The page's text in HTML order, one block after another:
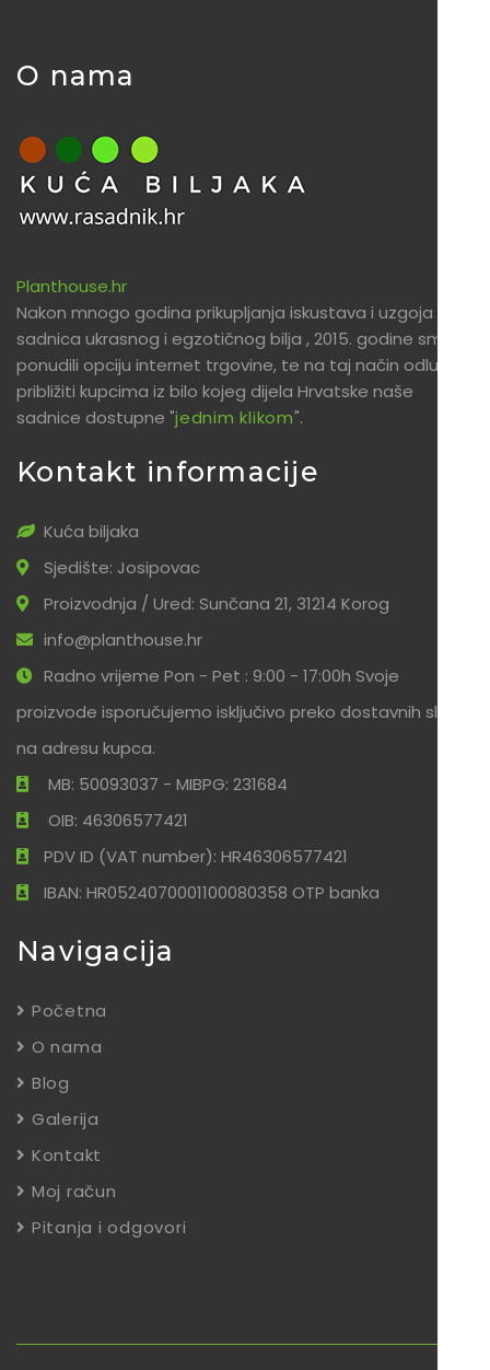
O nama
Planthouse.hr
Nakon mnogo godina prikupljanja iskustava i uzgoja
sadnica ukrasnog i egzotičnog bilja , 2015. godine smo
ponudili opciju internet trgovine, te na taj način odlučili
približiti kupcima iz bilo kojeg dijela Hrvatske naše
sadnice dostupne "jednim klikom".
Kontakt informacije
Kuća biljaka
Sjedište: Josipovac
Proizvodnja / Ured: Sunčana 21, 31214 Korog
info@planthouse.hr
Radno vrijeme Pon - Pet : 9:00 - 17:00h Svoje
proizvode isporučujemo isključivo preko dostavnih službi
na adresu kupca.
MB: 50093037 - MIBPG: 231684
OIB: 46306577421
PDV ID (VAT number): HR46306577421
IBAN: HR0524070001100080358 OTP banka
Navigacija
Početna
O nama
Blog
Galerija
Kontakt
Moj račun
Pitanja i odgovori